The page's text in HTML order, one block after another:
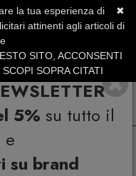
5% su tutto il
e
su brand
al 31 Agosto
✖
la tua esperienza di
attinenti agli articoli di
SITO, ACCONSENTI
SOPRA CITATI